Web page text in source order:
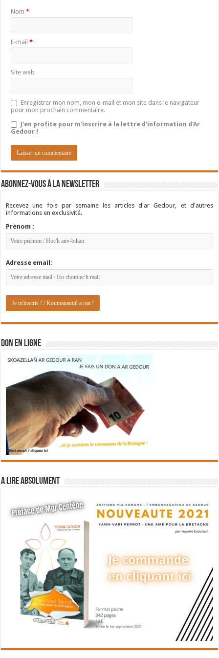
Nom*
E-mail*
Site web
Enregistrer mon nom, mon e-mail et mon site dans le navigateur
pour mon prochain commentaire.
J'en profite pour m'inscrire à la lettre d'information d'Ar
Gedour !
Abonnez-vous à la newsletter
Recevez une fois par semaine les articles d'ar Gedour, et d'autres
informations en exclusivité.
Prénom :
Adresse email:
DON EN LIGNE
A lire absolument